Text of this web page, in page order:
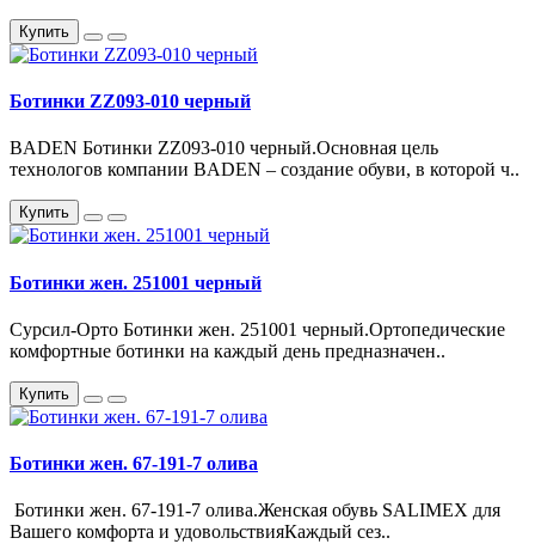
Купить
Ботинки ZZ093-010 черный
BADEN Ботинки ZZ093-010 черный.Основная цель
технологов компании BADEN – создание обуви, в которой ч..
Купить
Ботинки жен. 251001 черный
Сурсил-Орто Ботинки жен. 251001 черный.Ортопедические
комфортные ботинки на каждый день предназначен..
Купить
Ботинки жен. 67-191-7 олива
Ботинки жен. 67-191-7 олива.Женская обувь SALIMEX для
Вашего комфорта и удовольствияКаждый сез..